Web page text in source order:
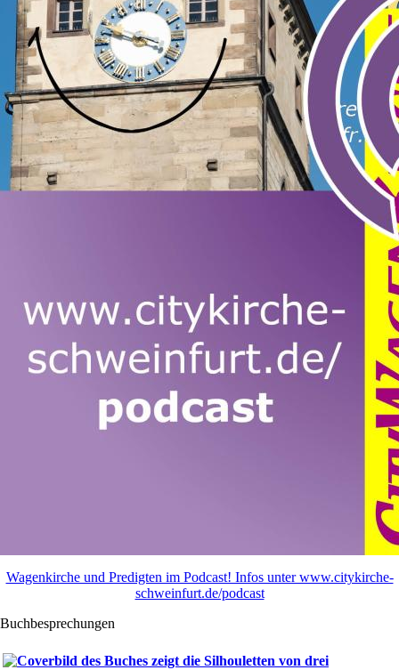
Wagenkirche und Predigten im Podcast! Infos unter www.citykirche-
schweinfurt.de/podcast
Buchbesprechungen